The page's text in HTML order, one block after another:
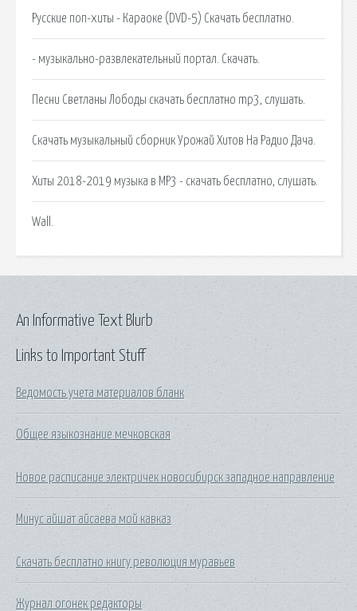
Русские поп-хиты - Караоке (DVD-5) Скачать бесплатно.
- музыкально-развлекательный портал. Скачать.
Песни Светланы Лободы скачать бесплатно mp3, слушать.
Скачать музыкальный сборник Урожай Хитов На Радио Дача.
Хиты 2018-2019 музыка в MP3 - скачать бесплатно, слушать.
Wall.
Links to Important Stuff
Ведомость учета материалов бланк
Общее языкознание мечковская
Новое расписание электричек новосибирск западное направление
Минус айшат айсаева мой кавказ
Скачать бесплатно книгу революция муравьев
Журнал огонек редакторы
An Informative Text Blurb